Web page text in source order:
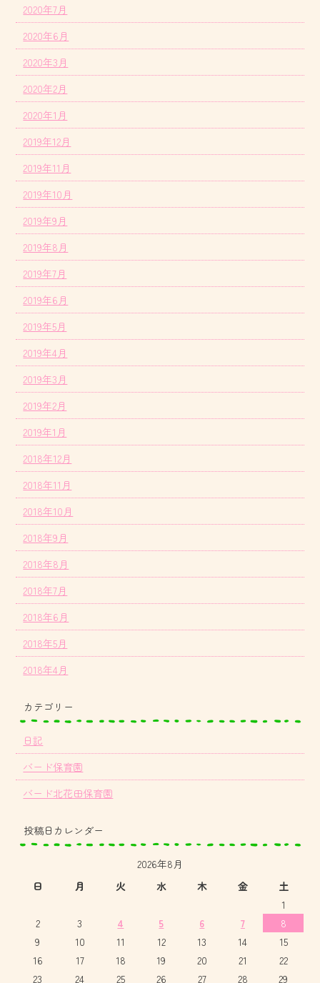
2020年7月
2020年6月
2020年3月
2020年2月
2020年1月
2019年12月
2019年11月
2019年10月
2019年9月
2019年8月
2019年7月
2019年6月
2019年5月
2019年4月
2019年3月
2019年2月
2019年1月
2018年12月
2018年11月
2018年10月
2018年9月
2018年8月
2018年7月
2018年6月
2018年5月
2018年4月
カテゴリー
日記
バード保育園
バード北花田保育園
投稿日カレンダー
2026年8月
日
月 火 水 木 金
土
1
2
3 4 5 6 7
8
9
10 11 12 13 14
15
16
17 18 19 20 21
22
23
24 25 26 27 28 29